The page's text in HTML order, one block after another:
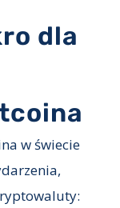
dla
w świecie